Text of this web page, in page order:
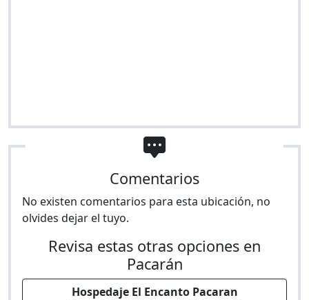
Comentarios
No existen comentarios para esta ubicación, no
olvides dejar el tuyo.
Revisa estas otras opciones en
Pacarán
Hospedaje El Encanto Pacaran